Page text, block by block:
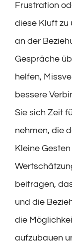
Frustration
diese Kluft zu
an der
Gespräche
helfen,
bessere
Sie sich Zeit
nehmen, die
Kleine
beitragen,
und die
die
aufzubauen